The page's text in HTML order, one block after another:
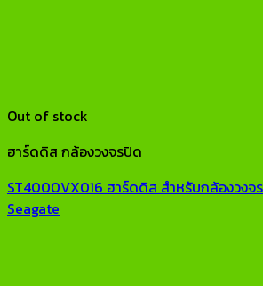
Out of stock
ฮาร์ดดิส กล้องวงจรปิด
ST4000VX016 ฮาร์ดดิส สำหรับกล้องวงจ
Seagate